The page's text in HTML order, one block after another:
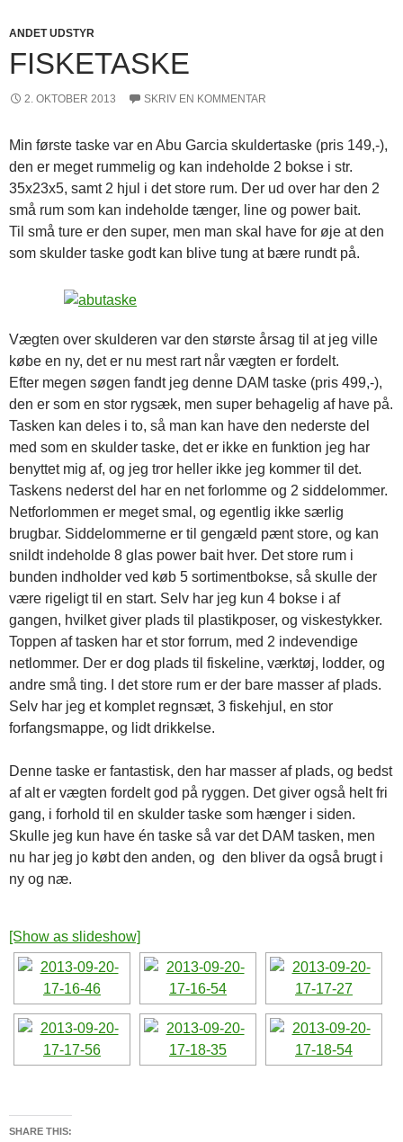
ANDET UDSTYR
FISKETASKE
2. OKTOBER 2013 SKRIV EN KOMMENTAR
Min første taske var en Abu Garcia skuldertaske (pris 149,-),
den er meget rummelig og kan indeholde 2 bokse i str.
35x23x5, samt 2 hjul i det store rum. Der ud over har den 2
små rum som kan indeholde tænger, line og power bait.
Til små ture er den super, men man skal have for øje at den
som skulder taske godt kan blive tung at bære rundt på.
Vægten over skulderen var den største årsag til at jeg ville
købe en ny, det er nu mest rart når vægten er fordelt.
Efter megen søgen fandt jeg denne DAM taske (pris 499,-),
den er som en stor rygsæk, men super behagelig af have på.
Tasken kan deles i to, så man kan have den nederste del
med som en skulder taske, det er ikke en funktion jeg har
benyttet mig af, og jeg tror heller ikke jeg kommer til det.
Taskens nederst del har en net forlomme og 2 siddelommer.
Netforlommen er meget smal, og egentlig ikke særlig
brugbar. Siddelommerne er til gengæld pænt store, og kan
snildt indeholde 8 glas power bait hver. Det store rum i
bunden indholder ved køb 5 sortimentbokse, så skulle der
være rigeligt til en start. Selv har jeg kun 4 bokse i af
gangen, hvilket giver plads til plastikposer, og viskestykker.
Toppen af tasken har et stor forrum, med 2 indevendige
netlommer. Der er dog plads til fiskeline, værktøj, lodder, og
andre små ting. I det store rum er der bare masser af plads.
Selv har jeg et komplet regnsæt, 3 fiskehjul, en stor
forfangsmappe, og lidt drikkelse.
Denne taske er fantastisk, den har masser af plads, og bedst
af alt er vægten fordelt god på ryggen. Det giver også helt fri
gang, i forhold til en skulder taske som hænger i siden.
Skulle jeg kun have én taske så var det DAM tasken, men
nu har jeg jo købt den anden, og den bliver da også brugt i
ny og næ.
[Show as slideshow]
SHARE THIS: